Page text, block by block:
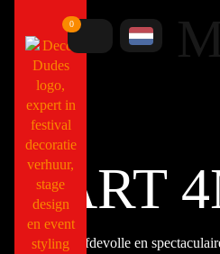
0
HART
Voeg een liefdevolle en